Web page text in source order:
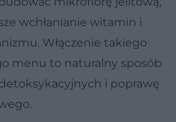
wchłanianie witamin i
Włączenie takiego
menu to naturalny sposób
i poprawę